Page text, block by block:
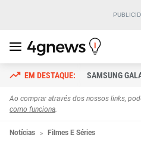
SAMSUNG
Ao comprar através dos nossos links,
como funciona.
Notícias Filmes E Séries